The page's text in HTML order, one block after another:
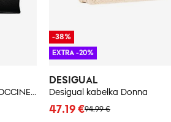
Čierna dámska kabelka COCCINELLE
DESIGUAL
Desigual kabelka Donna
94.99 €
47.19 €
-38%
EXTRA -20%